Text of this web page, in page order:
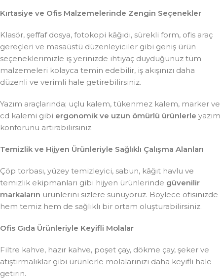
Kırtasiye ve Ofis Malzemelerinde Zengin Seçenekler
Klasör, şeffaf dosya, fotokopi kâğıdı, sürekli form, ofis araç
gereçleri ve masaüstü düzenleyiciler gibi geniş ürün
seçeneklerimizle iş yerinizde ihtiyaç duyduğunuz tüm
malzemeleri kolayca temin edebilir, iş akışınızı daha
düzenli ve verimli hale getirebilirsiniz.
Yazım araçlarında; uçlu kalem, tükenmez kalem, marker ve
cd kalemi gibi ergonomik ve uzun ömürlü ürünlerle yazım
konforunu artırabilirsiniz.
Temizlik ve Hijyen Ürünleriyle Sağlıklı Çalışma Alanları
Çöp torbası, yüzey temizleyici, sabun, kâğıt havlu ve
temizlik ekipmanları gibi hijyen ürünlerinde güvenilir
markaların ürünlerini sizlere sunuyoruz. Böylece ofisinizde
hem temiz hem de sağlıklı bir ortam oluşturabilirsiniz.
Ofis Gıda Ürünleriyle Keyifli Molalar
Filtre kahve, hazır kahve, poşet çay, dökme çay, şeker ve
atıştırmalıklar gibi ürünlerle molalarınızı daha keyifli hale
getirin.